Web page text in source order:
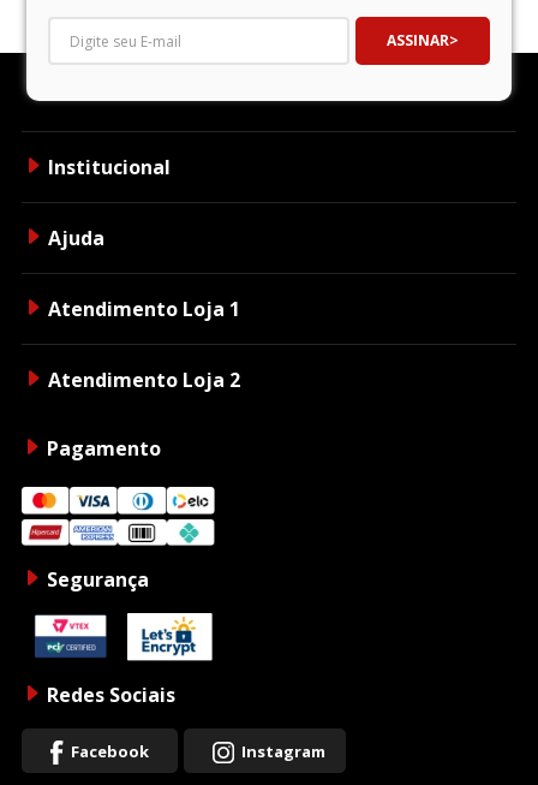
ASSINAR
Institucional
Ajuda
Atendimento Loja 1
Atendimento Loja 2
Pagamento
Segurança
Redes Sociais
Facebook Instagram